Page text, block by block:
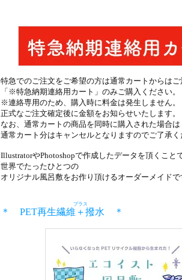
特急でのご注文をご希望の方は通常カートからは
「※特急納期連絡用カート」のみご購入ください。
※連絡専用のため、購入時に料金は発生しません。
正式なご注文確定後に金額をお知らせいたします。
なお、通常カートの商品を同時に購入された場合は
通常カート分はキャンセルとなりますのでご了承く
IllustratorやPhotoshopで作成したデータを頂くこと
世界でたったひとつの
オリジナル風呂敷をお作り頂けるオーダーメイドで
＊ PET再生繊維 ＋
プラス
撥水 ＊